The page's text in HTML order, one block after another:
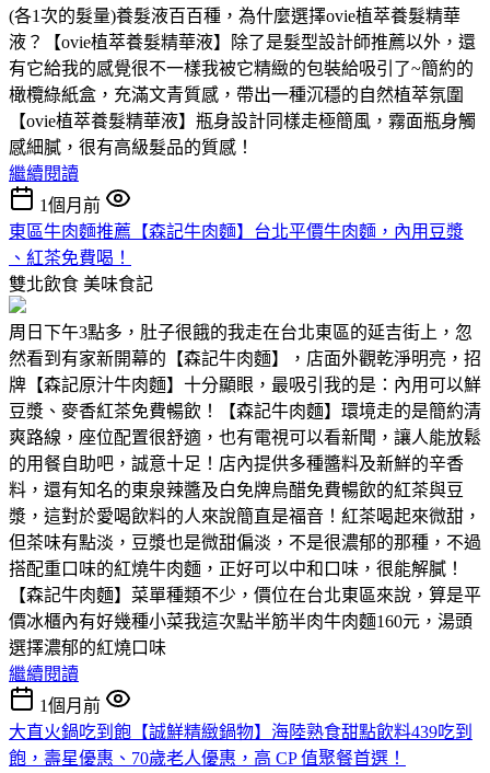
(各1次的髮量)養髮液百百種，為什麼選擇ovie植萃養髮精華
液？【ovie植萃養髮精華液】除了是髮型設計師推薦以外，還
有它給我的感覺很不一樣我被它精緻的包裝給吸引了~簡約的
橄欖綠紙盒，充滿文青質感，帶出一種沉穩的自然植萃氛圍
【ovie植萃養髮精華液】瓶身設計同樣走極簡風，霧面瓶身觸
感細膩，很有高級髮品的質感！
繼續閱讀
1個月前
東區牛肉麵推薦【森記牛肉麵】台北平價牛肉麵，內用豆漿
、紅茶免費喝！
雙北飲食 美味食記
周日下午3點多，肚子很餓的我走在台北東區的延吉街上，忽
然看到有家新開幕的【森記牛肉麵】，店面外觀乾淨明亮，招
牌【森記原汁牛肉麵】十分顯眼，最吸引我的是：內用可以鮮
豆漿、麥香紅茶免費暢飲！【森記牛肉麵】環境走的是簡約清
爽路線，座位配置很舒適，也有電視可以看新聞，讓人能放鬆
的用餐自助吧，誠意十足！店內提供多種醬料及新鮮的辛香
料，還有知名的東泉辣醬及白免牌烏醋免費暢飲的紅茶與豆
漿，這對於愛喝飲料的人來說簡直是福音！紅茶喝起來微甜，
但茶味有點淡，豆漿也是微甜偏淡，不是很濃郁的那種，不過
搭配重口味的紅燒牛肉麵，正好可以中和口味，很能解膩！
【森記牛肉麵】菜單種類不少，價位在台北東區來說，算是平
價冰櫃內有好幾種小菜我這次點半筋半肉牛肉麵160元，湯頭
選擇濃郁的紅燒口味
繼續閱讀
1個月前
大直火鍋吃到飽【誠鮮精緻鍋物】海陸熟食甜點飲料439吃到
飽，壽星優惠、70歲老人優惠，高 CP 值聚餐首選！